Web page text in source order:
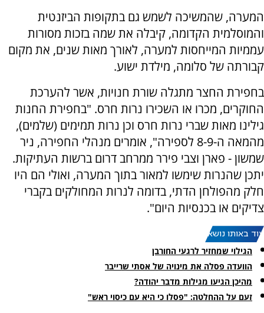
המערה, שהמשיכה לשמש גם בתקופות הביזנטית
והמוסלמית הקדומה, קיבלה את שמה בזכות מסורות
עממיות המייחסות למערה, לאורך מאות שנים, את מקום
קבורתה של סלומה, מילדת ישוע.
בחפירת החצר מתגלה שורת חנויות, אשר להערכת
החוקרים, מכרו או השכירו נרות חרס. "בחפירת החנות
גילינו מאות שברי נרות חרס וכן נרות תמימים (שלמים),
מהמאה ה-8-9 לספירה", אומרים מנהלי החפירה, ניר
שמשון - פארן וצבי פירר ממרחב דרום ברשות העתיקות.
יתכן שהנרות שימשו למאור בתוך המערה, ואולי הם היו
חלק מהפולחן הדתי, בדומה לנרות המחולקים בקברי
צדיקים או בכנסיות היום".
עוד באותו נושא:
הגילוי שמחזיר לרגעי החורבן
הוועדה פסלה את מינויה של אסתי שרייבר
מהיכן הגיעו מגילות מדבר יהודה?
זעם על ההחלטה: "פסלו כי היא עם כיסוי ראש"